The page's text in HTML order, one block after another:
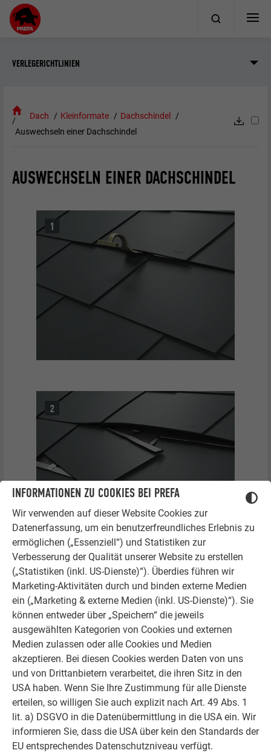
INFORMATIONEN ZU COOKIES BEI PREFA
Wir verwenden auf dieser Website Cookies zur
Datenerfassung, um ein benutzerfreundliches Erlebnis zu
ermöglichen („Essenziell“) und Statistiken zur
Verbesserung der Qualität unserer Website zu erstellen
(„Statistiken (inkl. US-Dienste)“). Überdies führen wir
Marketing-Aktivitäten durch und binden externe Medien
ein („Marketing & externe Medien (inkl. US-Dienste)“). Sie
können entweder über „Speichern“ die jeweils
ausgewählten Kategorien von Cookies und externen
Medien zulassen oder alle Cookies und Medien
akzeptieren. Bei diesen Cookies werden Daten von uns
und von Drittanbietern verarbeitet, die ihren Sitz in den
USA haben. Wenn Sie Ihre Zustimmung für alle Dienste
erteilen, so willigen Sie auch explizit nach Art. 49 Abs. 1
lit. a) DSGVO in die Datenübermittlung in die USA ein. Wir
informieren Sie, dass die USA über kein den Standards der
EU entsprechendes Datenschutzniveau verfügt.
VERLEGERICHTLINIEN
Dach Kleinformate
Dachschindel
Auswechseln einer Dachschindel
AUSWECHSELN EINER DACHSCHINDEL